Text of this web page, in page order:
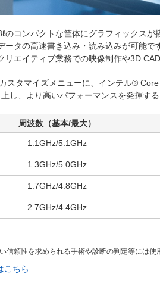
のコンパクトな筐体にグラフィックスが
ータの高速書き込み・読み込みが可能
エイティブ業務での映像制作や3D
スタマイズメニューに、インテル®
し、より高いパフォーマンスを発揮す
周波数（基本/最大）
1.1GHz/5.1GHz
1.3GHz/5.0GHz
1.7GHz/4.8GHz
2.7GHz/4.4GHz
頼性を求められる手術や診断の判定等には使
こちら